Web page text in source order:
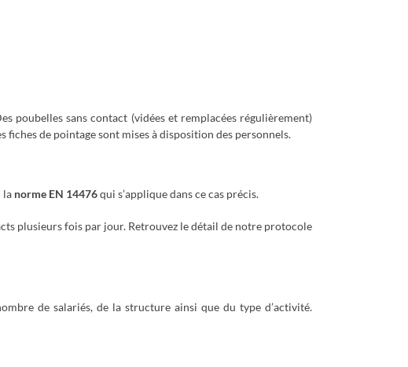
poubelles sans contact (vidées et remplacées régulièrement)
de pointage sont mises à disposition des personnels.
la norme EN 14476qui s’applique dans ce cas précis.
plusieurs fois par jour. Retrouvez le détail de notre protocole
de salariés, de la structure ainsi que du type d’activité.